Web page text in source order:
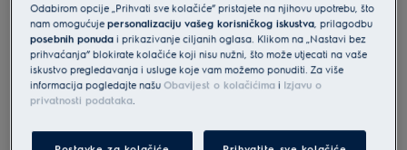
M3OCS301
Sredstvo za čišćenje pećnica i
mikrovalnih (preporučeno od
Electrolux, AEG, Zanussi)
0 (0)
Odabirom opcije „Prihvati sve kolačiće” pristajete na njihovu upotrebu, što
nam omogućujepersonalizaciju vašeg korisničkog iskustva, prilagodbu
posebnih ponuda i prikazivanje ciljanih oglasa. Klikom na „Nastavi bez
prihvaćanja” blokirate kolačiće koji nisu nužni, što može utjecati na vaše
iskustvo pregledavanja i usluge koje vam možemo ponuditi. Za više
informacija pogledajte našuObavijest o kolačićima i Izjavu o
privatnosti podataka.